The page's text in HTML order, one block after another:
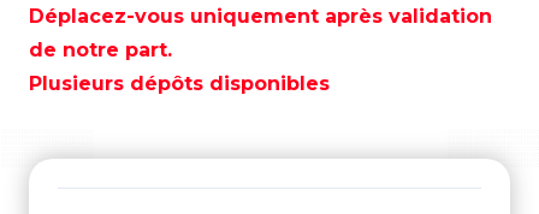
RGB
-
AQ-
Déplacez-vous uniquement après validation
de notre part.
Plusieurs dépôts disponibles